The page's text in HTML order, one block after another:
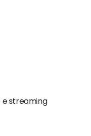
e streaming